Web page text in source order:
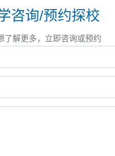
咨询/预约探校
了解更多，立即咨询或预约